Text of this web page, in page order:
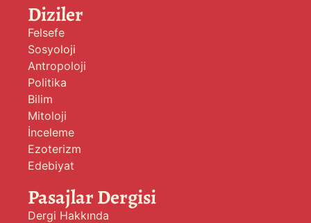
Diziler
Felsefe
Sosyoloji
Antropoloji
Politika
Bilim
Mitoloji
İnceleme
Ezoterizm
Edebiyat
Pasajlar Dergisi
Dergi Hakkında